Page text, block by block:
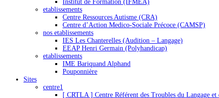
Institut de Formation (IFMEA)
etablissements
Centre Ressources Autisme (CRA)
Centre d’Action Medico-Sociale Précoce (CAMSP)
nos etablissements
IES Les Chanterelles (Audition – Langage)
EEAP Henri Germain (Polyhandicap)
etablissements
IME Bariquand Alphand
Pouponnière
Sites
centre1
[ CRTLA ] Centre Référent des Troubles du Langage et